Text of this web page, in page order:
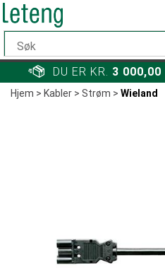
DU ER KR. 3 000,00
Hjem>Kabler>Strøm>Wieland